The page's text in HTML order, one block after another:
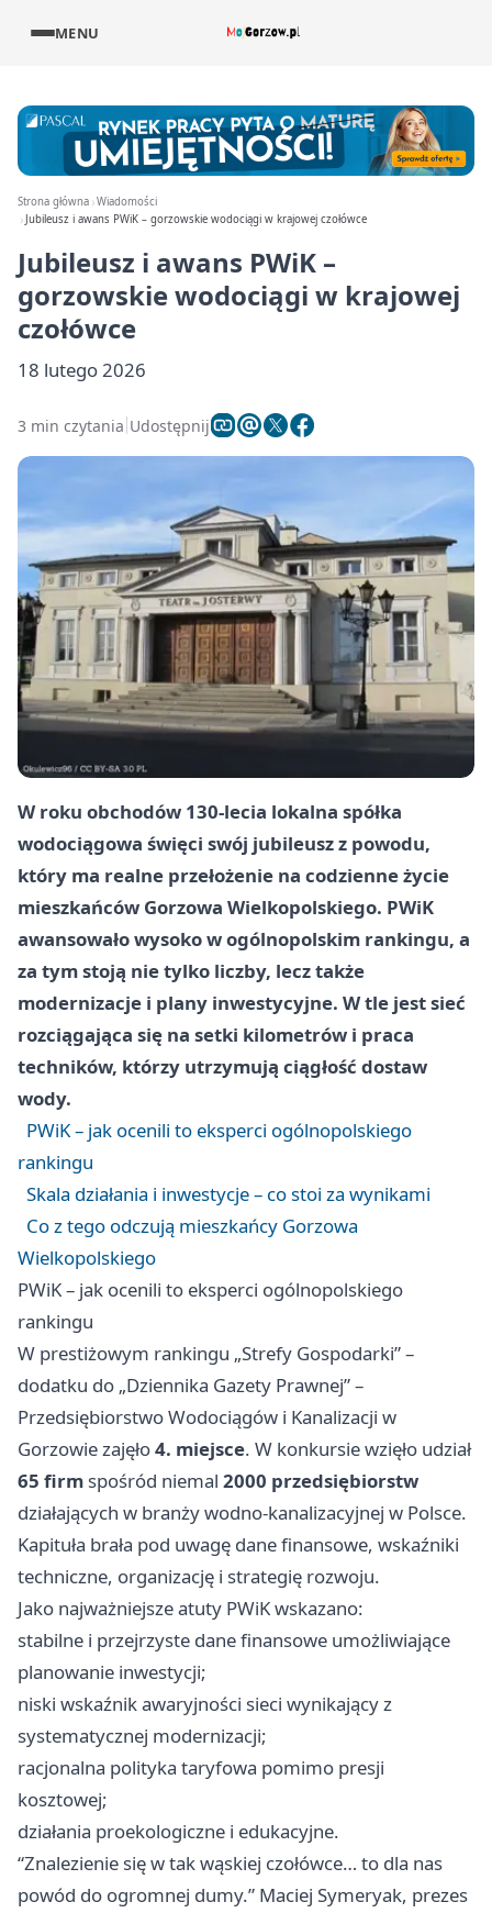
MENU
Strona główna Wiadomości
Jubileusz i awans PWiK – gorzowskie wodociągi w krajowej czołówce
Jubileusz i awans PWiK –
gorzowskie wodociągi w krajowej
czołówce
18 lutego 2026
3 min czytania Udostępnij
W roku obchodów 130-lecia lokalna spółka
wodociągowa święci swój jubileusz z powodu,
który ma realne przełożenie na codzienne życie
mieszkańców Gorzowa Wielkopolskiego. PWiK
awansowało wysoko w ogólnopolskim rankingu, a
za tym stoją nie tylko liczby, lecz także
modernizacje i plany inwestycyjne. W tle jest sieć
rozciągająca się na setki kilometrów i praca
techników, którzy utrzymują ciągłość dostaw
wody.
PWiK – jak ocenili to eksperci ogólnopolskiego
rankingu
Skala działania i inwestycje – co stoi za wynikami
Co z tego odczują mieszkańcy Gorzowa
Wielkopolskiego
PWiK – jak ocenili to eksperci ogólnopolskiego
rankingu
W prestiżowym rankingu „Strefy Gospodarki” –
dodatku do „Dziennika Gazety Prawnej” –
Przedsiębiorstwo Wodociągów i Kanalizacji w
Gorzowie zajęło4. miejsce. W konkursie wzięło udział
65 firm spośród niemal 2000 przedsiębiorstw
działających w branży wodno-kanalizacyjnej w Polsce.
Kapituła brała pod uwagę dane finansowe, wskaźniki
techniczne, organizację i strategię rozwoju.
Jako najważniejsze atuty PWiK wskazano:
stabilne i przejrzyste dane finansowe umożliwiające
planowanie inwestycji;
niski wskaźnik awaryjności sieci wynikający z
systematycznej modernizacji;
racjonalna polityka taryfowa pomimo presji
kosztowej;
działania proekologiczne i edukacyjne.
“Znalezienie się w tak wąskiej czołówce… to dla nas
powód do ogromnej dumy.” Maciej Symeryak, prezes